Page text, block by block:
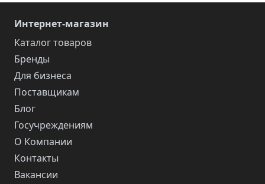
Интернет-магазин
Каталог товаров
Бренды
Для бизнеса
Поставщикам
Блог
Госучреждениям
О Компании
Контакты
Вакансии